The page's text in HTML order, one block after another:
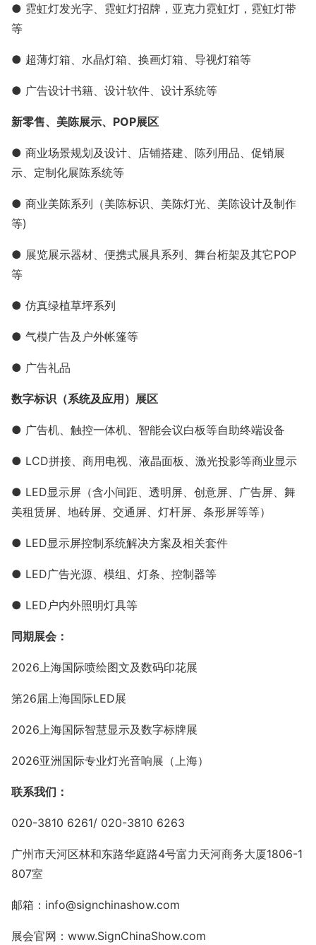
● 霓虹灯发光字、霓虹灯招牌，亚克力霓虹灯，霓虹灯带
等
● 超薄灯箱、水晶灯箱、换画灯箱、导视灯箱等
● 广告设计书籍、设计软件、设计系统等
新零售、美陈展示、POP展区
● 商业场景规划及设计、店铺搭建、陈列用品、促销展
示、定制化展陈系统等
● 商业美陈系列（美陈标识、美陈灯光、美陈设计及制作
等)
● 展览展示器材、便携式展具系列、舞台桁架及其它POP
等
● 仿真绿植草坪系列
● 气模广告及户外帐篷等
● 广告礼品
数字标识（系统及应用）展区
● 广告机、触控一体机、智能会议白板等自助终端设备
● LCD拼接、商用电视、液晶面板、激光投影等商业显示
● LED显示屏（含小间距、透明屏、创意屏、广告屏、舞
美租赁屏、地砖屏、交通屏、灯杆屏、条形屏等等）
● LED显示屏控制系统解决方案及相关套件
● LED广告光源、模组、灯条、控制器等
● LED户内外照明灯具等
同期展会：
2026上海国际喷绘图文及数码印花展
第26届上海国际LED展
2026上海国际智慧显示及数字标牌展
2026亚洲国际专业灯光音响展（上海）
联系我们：
020-3810 6261/ 020-3810 6263
广州市天河区林和东路华庭路4号富力天河商务大厦1806-1
807室
邮箱：info@signchinashow.com
展会官网：www.SignChinaShow.com